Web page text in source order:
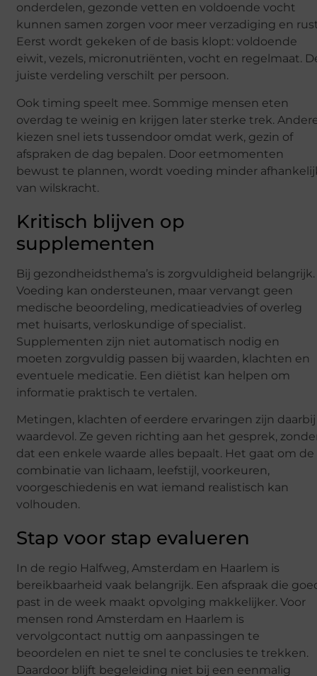
onderdelen, gezonde vetten en voldoende vocht
kunnen samen zorgen voor meer verzadiging en
Eerst wordt gekeken of de basis klopt: voldoende
eiwit, vezels, micronutriënten, vocht en regelmaat.
juiste verdeling verschilt per persoon.
Ook timing speelt mee. Sommige mensen eten
overdag te weinig en krijgen later sterke trek.
kiezen snel iets tussendoor omdat werk, gezin of
afspraken de dag bepalen. Door eetmomenten
bewust te plannen, wordt voeding minder
van wilskracht.
Kritisch blijven op
supplementen
Bij gezondheidsthema’s is zorgvuldigheid belangrijk.
Voeding kan ondersteunen, maar vervangt geen
medische beoordeling, medicatieadvies of overleg
met huisarts, verloskundige of specialist.
Supplementen zijn niet automatisch nodig en
moeten zorgvuldig passen bij waarden, klachten en
eventuele medicatie. Een diëtist kan helpen om
informatie praktisch te vertalen.
Metingen, klachten of eerdere ervaringen zijn daarbij
waardevol. Ze geven richting aan het gesprek,
dat een enkele waarde alles bepaalt. Het gaat om de
combinatie van lichaam, leefstijl, voorkeuren,
voorgeschiedenis en wat iemand realistisch kan
volhouden.
Stap voor stap evalueren
In de regio Halfweg, Amsterdam en Haarlem is
bereikbaarheid vaak belangrijk. Een afspraak die
past in de week maakt opvolging makkelijker. Voor
mensen rond Amsterdam en Haarlem is
vervolgcontact nuttig om aanpassingen te
beoordelen en niet te snel te conclusies te trekken.
Daardoor blijft begeleiding niet bij een eenmalig